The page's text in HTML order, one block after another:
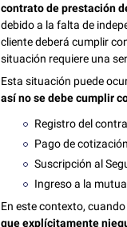
contrato de prestación
debido a la falta de
cliente deberá cumplir
situación requiere una
Esta situación puede
así no se debe cumplir
Registro del
Pago de
Suscripción al
Ingreso a la
En este contexto,
que explícitamente